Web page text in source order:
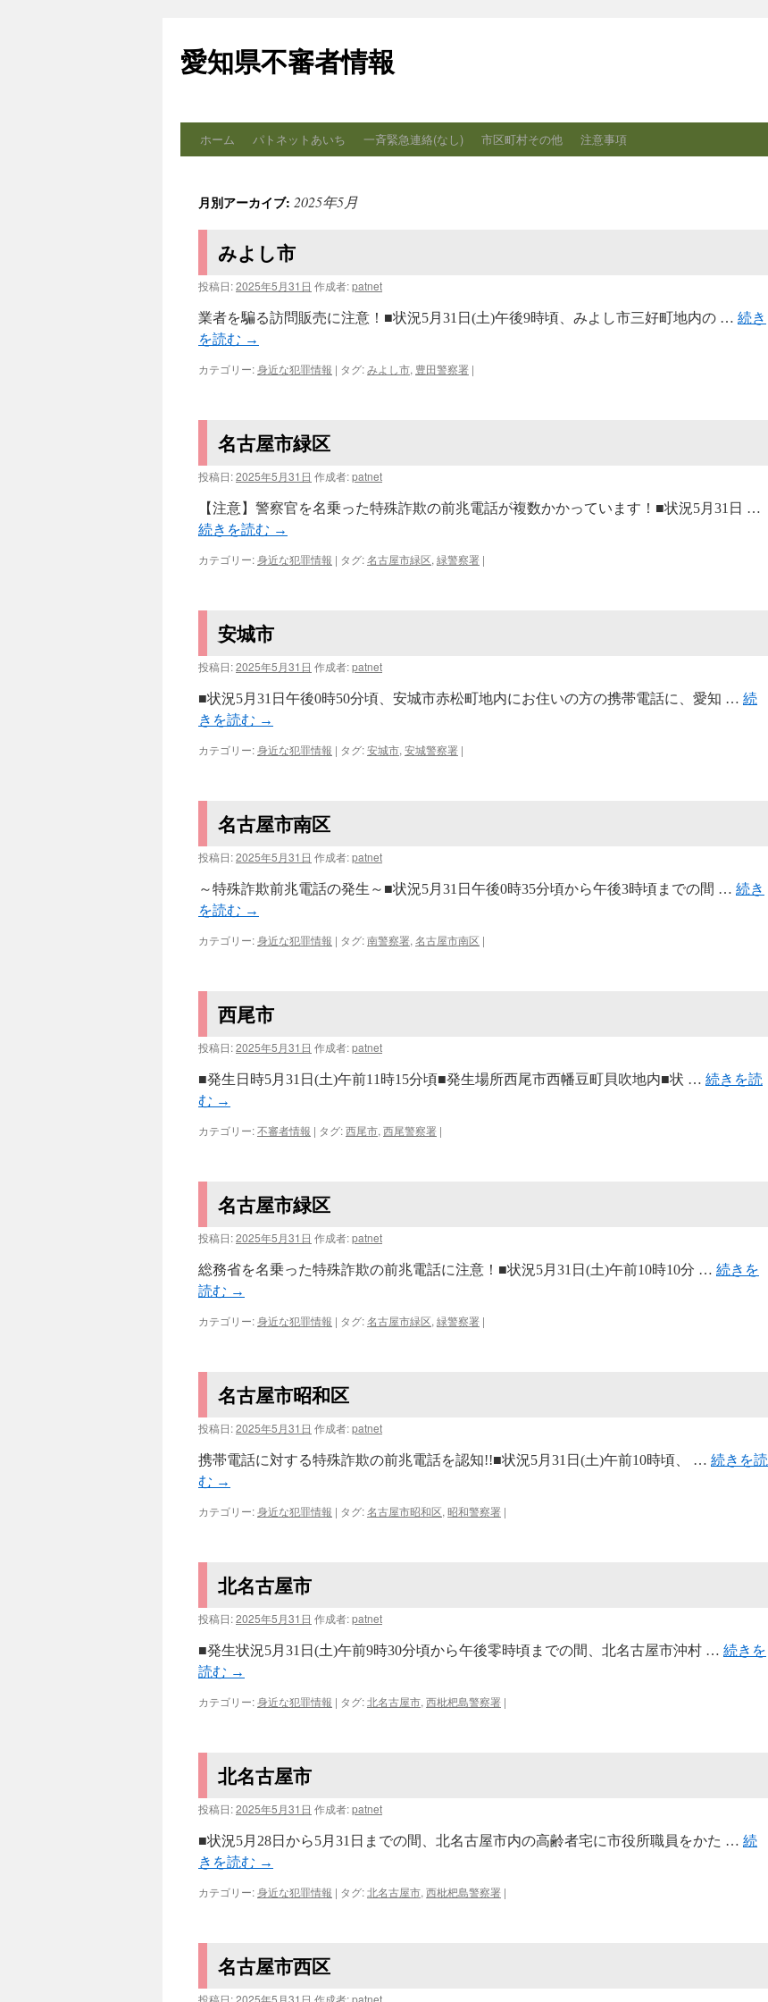
テ
ン
ス
ッ
愛知県不審者情報
ホーム パトネットあいち 一斉緊急連絡(なし) 市区町村その他 注意事項
月別アーカイブ: 2025年5月
みよし市
投稿日:2025年5月31日 作成者:patnet
業者を騙る訪問販売に注意！■状況5月31日(土)午後9時頃、みよし市三好町地内の … 続き
を読む →
カテゴリー:身近な犯罪情報 | タグ:みよし市, 豊田警察署 |
名古屋市緑区
投稿日:2025年5月31日 作成者:patnet
【注意】警察官を名乗った特殊詐欺の前兆電話が複数かかっています！■状況5月31日 …
続きを読む →
カテゴリー:身近な犯罪情報 | タグ:名古屋市緑区, 緑警察署 |
安城市
投稿日:2025年5月31日 作成者:patnet
■状況5月31日午後0時50分頃、安城市赤松町地内にお住いの方の携帯電話に、愛知 … 続
きを読む →
カテゴリー:身近な犯罪情報 | タグ:安城市, 安城警察署 |
名古屋市南区
投稿日:2025年5月31日 作成者:patnet
～特殊詐欺前兆電話の発生～■状況5月31日午後0時35分頃から午後3時頃までの間 … 続き
を読む →
カテゴリー:身近な犯罪情報 | タグ:南警察署, 名古屋市南区 |
西尾市
投稿日:2025年5月31日 作成者:patnet
■発生日時5月31日(土)午前11時15分頃■発生場所西尾市西幡豆町貝吹地内■状 … 続きを読
む →
カテゴリー:不審者情報 | タグ:西尾市, 西尾警察署 |
名古屋市緑区
投稿日:2025年5月31日 作成者:patnet
総務省を名乗った特殊詐欺の前兆電話に注意！■状況5月31日(土)午前10時10分 … 続きを
読む →
カテゴリー:身近な犯罪情報 | タグ:名古屋市緑区, 緑警察署 |
名古屋市昭和区
投稿日:2025年5月31日 作成者:patnet
携帯電話に対する特殊詐欺の前兆電話を認知!!■状況5月31日(土)午前10時頃、 … 続きを読
む →
カテゴリー:身近な犯罪情報 | タグ:名古屋市昭和区, 昭和警察署 |
北名古屋市
投稿日:2025年5月31日 作成者:patnet
■発生状況5月31日(土)午前9時30分頃から午後零時頃までの間、北名古屋市沖村 … 続きを
読む →
カテゴリー:身近な犯罪情報 | タグ:北名古屋市, 西枇杷島警察署 |
北名古屋市
投稿日:2025年5月31日 作成者:patnet
■状況5月28日から5月31日までの間、北名古屋市内の高齢者宅に市役所職員をかた … 続
きを読む →
カテゴリー:身近な犯罪情報 | タグ:北名古屋市, 西枇杷島警察署 |
名古屋市西区
投稿日:2025年5月31日 作成者:patnet